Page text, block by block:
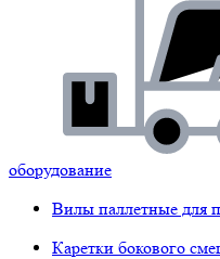
оборудование
Вилы паллетные для
Каретки бокового